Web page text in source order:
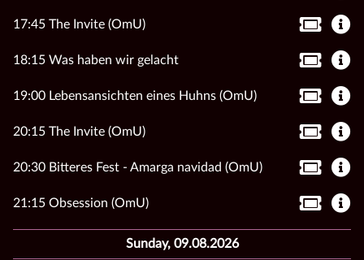
17:45 The Invite (OmU)
18:15 Was haben wir gelacht
19:00 Lebensansichten eines Huhns (OmU)
20:15 The Invite (OmU)
20:30 Bitteres Fest - Amarga navidad (OmU)
21:15 Obsession (OmU)
Sunday, 09.08.2026